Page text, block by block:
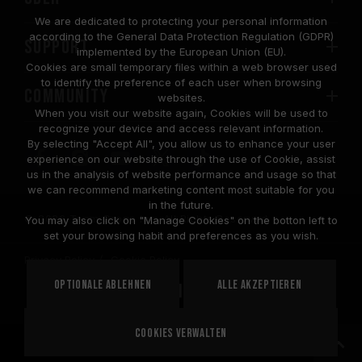
SUPPORT
COMMUNITY
© 2026 Team Group Inc. All Rights Reserved.
STANDORT
United
We are dedicated to protecting your personal information
according to the General Data Protection Regulation (GDPR)
implemented by the European Union (EU).
Cookies are small temporary files within a web browser used
to identify the preference of each user when browsing
websites.
When you visit our website again, Cookies will be used to
recognize your device and access relevant information.
By selecting "Accept All", you allow us to enhance your user
experience on our website through the use of Cookie, assist
us in the analysis of website performance and usage so that
we can recommend marketing content most suitable for you
in the future.
You may also click on "Manage Cookies" on the botton left to
set your browsing habit and preferences as you wish.
Optionale ablehnen Alle akzeptieren
Cookies verwalten